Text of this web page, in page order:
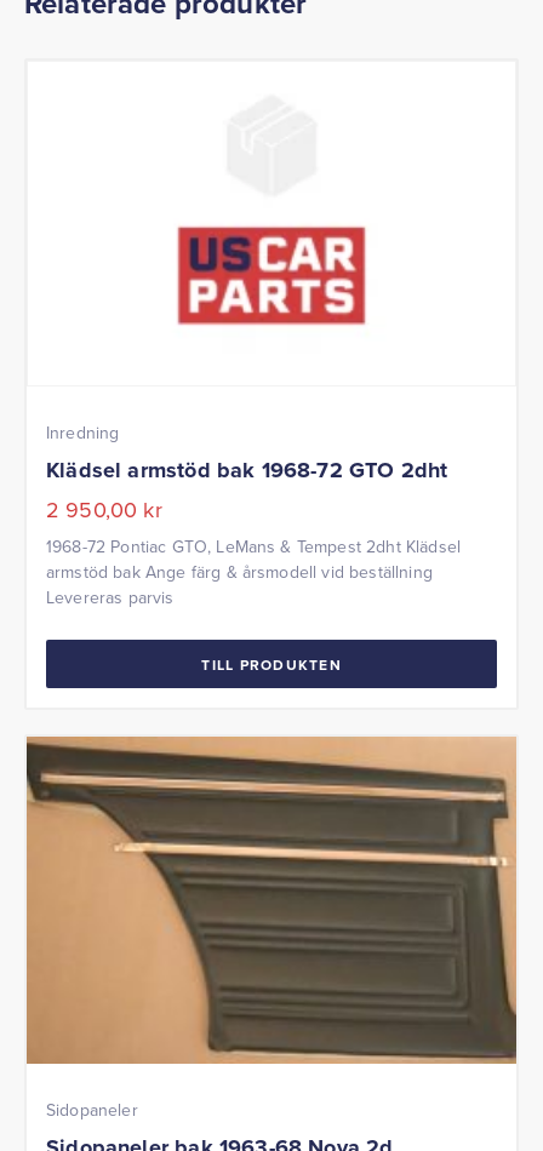
Inredning
Klädsel armstöd bak 1968-72 GTO 2dht
2 950,00 kr
1968-72 Pontiac GTO, LeMans & Tempest 2dht Klädsel
armstöd bak Ange färg & årsmodell vid beställning
Levereras parvis
TILL PRODUKTEN
Sidopaneler